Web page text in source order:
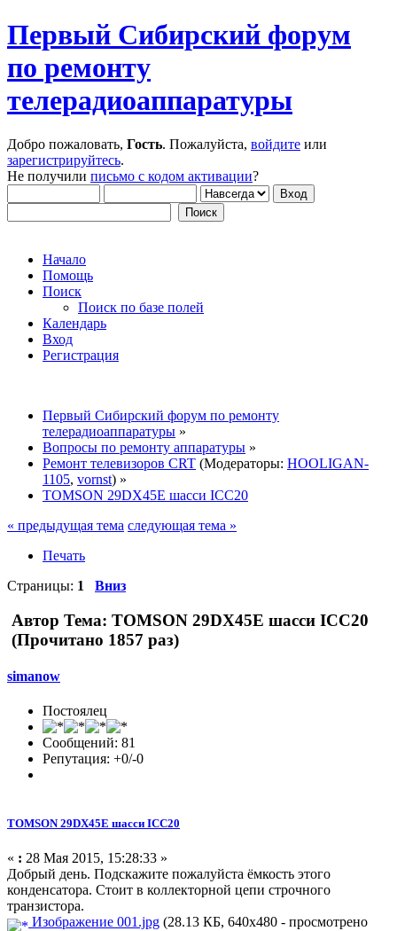
Первый Сибирский форум
по ремонту
телерадиоаппаратуры
Добро пожаловать, Гость. Пожалуйста, войдите или
зарегистрируйтесь.
Не получили письмо с кодом активации?
Начало
Помощь
Поиск
Поиск по базе полей
Календарь
Вход
Регистрация
Первый Сибирский форум по ремонту
телерадиоаппаратуры »
Вопросы по ремонту аппаратуры »
Ремонт телевизоров CRT (Модераторы: HOOLIGAN-
1105, vornst) »
TOMSON 29DX45E шасси ICC20
« предыдущая тема следующая тема »
Печать
Страницы: 1 Вниз
Автор Тема: TOMSON 29DX45E шасси ICC20
(Прочитано 1857 раз)
simanow
Постоялец
Сообщений: 81
Репутация: +0/-0
TOMSON 29DX45E шасси ICC20
« : 28 Мая 2015, 15:28:33 »
Добрый день. Подскажите пожалуйста ёмкость этого
конденсатора. Стоит в коллекторной цепи строчного
транзистора.
Изображение 001.jpg (28.13 КБ, 640x480 - просмотрено